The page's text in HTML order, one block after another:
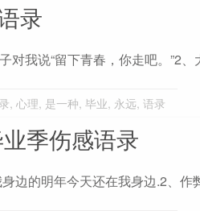
录
我说“留下青春，你走吧。”2
, 心理, 是一种, 毕业, 永远, 语录
季伤感语录
边的明年今天还在我身边.2、